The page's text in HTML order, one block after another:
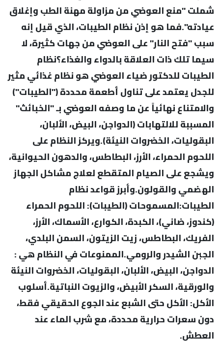
شملت "منع العوضي من مزاولة مهنة الطب وإغلاق
عيادته".فما هو إذن نظام الطيبات، الذي قيل إنه
سبب "فتح النار" على العوضي من جهات كثيرة، لا
سيما تلك ذات العلاقة بالدواء والغذاء؟نظام
الطيبات للدكتور ضياء العوضي هو نظام غذائي مثير
للجدل يعتمد على تناول أطعمة محددة ("الطيبات")
والامتناع نهائياً عن ما وصفه العوضي بـ "الخبائث"
المسببة للالتهابات (الدواجن، البيض، الألبان،
البقوليات، الخضروات النيئة).ويركز النظام على
اللحوم الحمراء، الأرز، البطاطس، والدهون الحيوانية،
ويشجع على الصيام المتقطع لعلاج مشاكل الجهاز
الهضمي والقولون.وأبرز قواعد نظام
الطيبات:المسموحات (الطيبات): اللحوم الحمراء
(كندوز، ضاني)، الكبدة، الكوارع، الأسماك، الأرز،
الفريك، البطاطس، زيت الزيتون، السمن البلدي،
الجبن الشيدر والرومي.الممنوعات في النظام هي :
الدواجن، البيض، الألبان، البقوليات، الخضروات النيئة
والورقية، السكر الأبيض، والزيوت النباتية.أسلوب
الأكل: الأكل حتى الشبع عند الجوع الحقيقي فقط،
دون سعرات حرارية محددة، مع شرب الماء عند
العطش.